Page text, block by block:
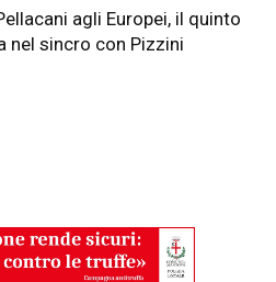
agli Europei, il quinto
nel sincro con Pizzini